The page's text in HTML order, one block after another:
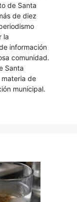
de Santa
de diez
la
información
comunidad.
Santa
de
municipal.